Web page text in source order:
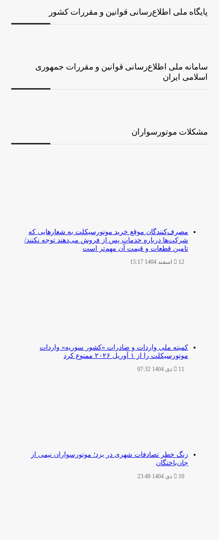
پایگاه ملی اطلاع‌رسانی قوانین و مقررات کشور
سامانه ملی اطلاع‌رسانی قوانین و مقررات جمهوری
اسلامی ایران
مشکلات موتورسواران
مصرف‌کنندگان موقع خرید موتورسیکلت به شعارهایی که
شرکت‌ها درباره خدمات پس از فروش می‌دهند توجه نکنند/
تامین قطعات و قیمت آن مهم‌تر است
12 اسفند 1404 15:17
کمیته ملی واردات و صادرات «کشور سوریه» واردات
موتورسیکلت را از ۱ آوریل ۲۰۲۶ ممنوع کرد
11 دی 1404 07:32
زنگ خطر تصادفات شهری در یزد؛ موتورسواران نیمی از
جان‌باختگان
10 دی 1404 23:49